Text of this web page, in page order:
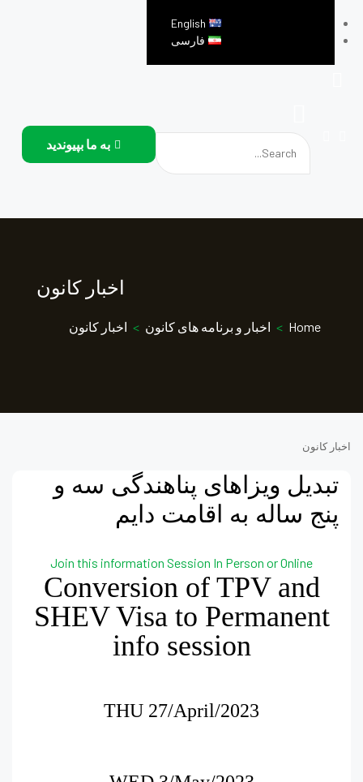
English
فارسی
به ما بپیوندید
اخبار کانون
Home
> اخبار و برنامه های کانون > اخبار کانون
اخبار کانون
تبدیل ویزاهای پناهندگی سه و
پنج ساله به اقامت دایم
Join this information Session In Person or Online
Conversion of TPV and
SHEV Visa to Permanent
info session
THU 27/April/2023